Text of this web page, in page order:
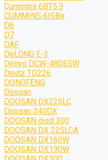
Cummins 6BT5.9
CUMMINS 6ISBe
D6
D7
DAF
DeLONG Е-3
Denyo DCW-480ESW
Deutz TD226
DONGFENG
Doosan
DOOSAN DX225LC
Doosan 340DX
DOOSAN disd 300
DOOSAN DX 225LCA
DOOSAN DX160W
DOOSAN DX190W